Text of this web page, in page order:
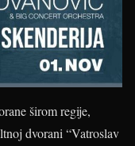
širom regije,
dvorani “Vatroslav